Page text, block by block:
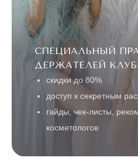
СПЕЦИАЛЬНЫЙ
ДЕРЖАТЕЛЕЙ
скидки до 80%
доступ к секретным
гайды, чек-листы,
косметологов